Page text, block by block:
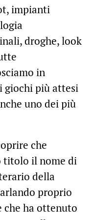
impianti
droghe, look
in
giochi più attesi
uno dei più
che
titolo il nome di
della
proprio
che ha ottenuto